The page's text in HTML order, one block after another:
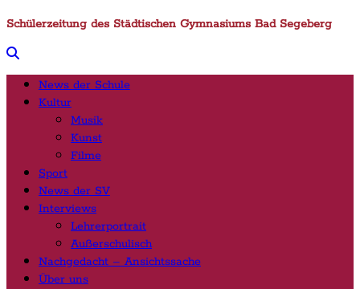
Schülerzeitung des Städtischen Gymnasiums Bad Segeberg
News der Schule
Kultur
Musik
Kunst
Filme
Sport
News der SV
Interviews
Lehrerportrait
Außerschulisch
Nachgedacht – Ansichtssache
Über uns